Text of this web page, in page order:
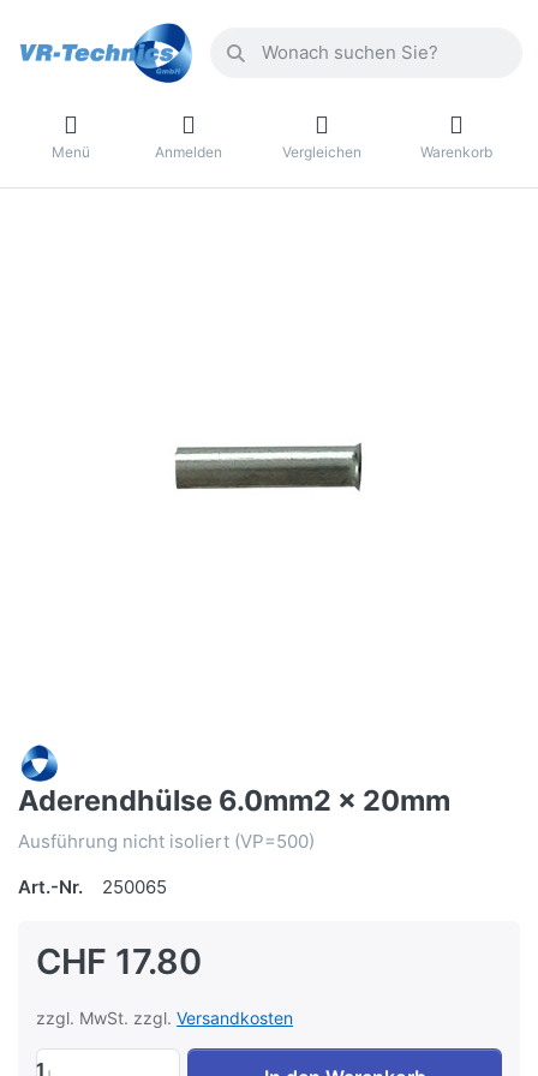
Menü Anmelden Vergleichen Warenkorb
Aderendhülse 6.0mm2 x 20mm
Ausführung nicht isoliert (VP=500)
Art.-Nr.
250065
CHF 17.80
zzgl. MwSt. zzgl. Versandkosten
1